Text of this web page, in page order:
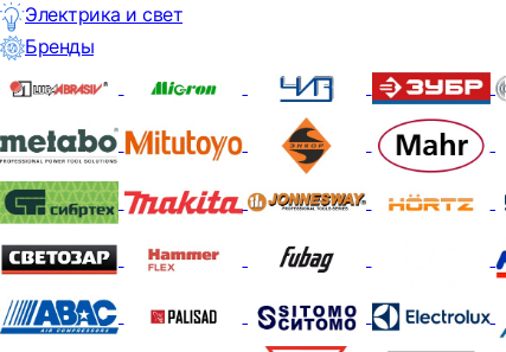
Электрика и свет
Бренды